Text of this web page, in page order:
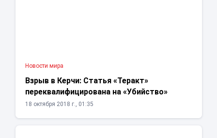
Новости мира
Взрыв в Керчи: Статья «Теракт»
переквалифицирована на «Убийство»
18 октября 2018 г., 01:35